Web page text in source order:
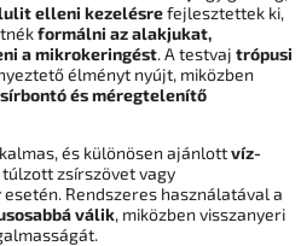
elleni kezelésrefejlesztettek ki,
formálni az alakjukat,
a mikrokeringést. A testvaj trópusi
élményt nyújt, miközben
és méregtelenítő
és különösen ajánlottvíz-
túlzott zsírszövet vagy
esetén. Rendszeres használatával a
válik, miközben visszanyeri